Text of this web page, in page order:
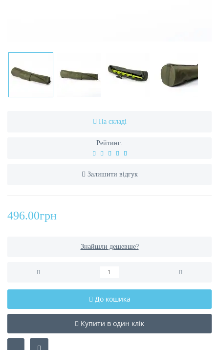
На складі
Рейтинг:
Залишити відгук
496.00грн
Знайшли дешевше?
До кошика
Купити в один клік